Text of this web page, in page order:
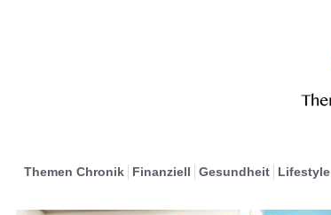
Themen Chronik Finanziell Gesundheit Lifestyle